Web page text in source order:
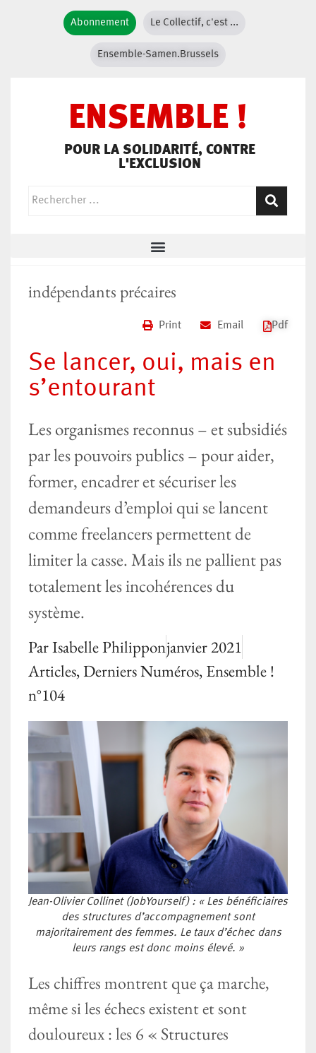
Abonnement Le Collectif, c'est ...
Ensemble-Samen.Brussels
ENSEMBLE !
POUR LA SOLIDARITÉ, CONTRE
L'EXCLUSION
indépendants précaires
Print Email Pdf
Se lancer, oui, mais en
s’entourant
Les organismes reconnus – et subsidiés
par les pouvoirs publics – pour aider,
former, encadrer et sécuriser les
demandeurs d’emploi qui se lancent
comme freelancers permettent de
limiter la casse. Mais ils ne pallient pas
totalement les incohérences du
système.
ParIsabelle Philipponjanvier 2021
Articles,Derniers Numéros, Ensemble !
n°104
Jean-Olivier Collinet (JobYourself) : « Les bénéficiaires
des structures d’accompagnement sont
majoritairement des femmes. Le taux d’échec dans
leurs rangs est donc moins élevé. »
Les chiffres montrent que ça marche,
même si les échecs existent et sont
douloureux : les 6 « Structures